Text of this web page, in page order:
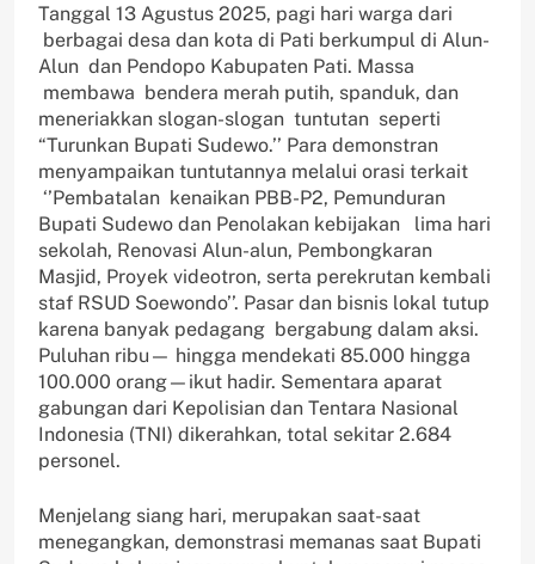
Tanggal 13 Agustus 2025, pagi hari warga dari
berbagai desa dan kota di Pati berkumpul di Alun-
Alun dan Pendopo Kabupaten Pati. Massa
membawa bendera merah putih, spanduk, dan
meneriakkan slogan-slogan tuntutan seperti
“Turunkan Bupati Sudewo.’’ Para demonstran
menyampaikan tuntutannya melalui orasi terkait
‘’Pembatalan kenaikan PBB-P2, Pemunduran
Bupati Sudewo dan Penolakan kebijakan lima hari
sekolah, Renovasi Alun-alun, Pembongkaran
Masjid, Proyek videotron, serta perekrutan kembali
staf RSUD Soewondo’’. Pasar dan bisnis lokal tutup
karena banyak pedagang bergabung dalam aksi.
Puluhan ribu— hingga mendekati 85.000 hingga
100.000 orang—ikut hadir. Sementara aparat
gabungan dari Kepolisian dan Tentara Nasional
Indonesia (TNI) dikerahkan, total sekitar 2.684
personel.
Menjelang siang hari, merupakan saat-saat
menegangkan, demonstrasi memanas saat Bupati